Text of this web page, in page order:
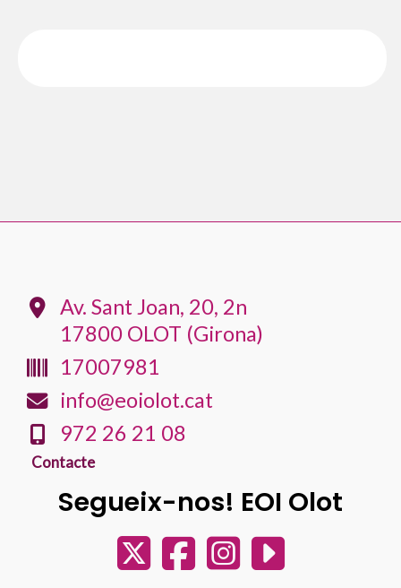
Av. Sant Joan, 20, 2n
17800 OLOT (Girona)
17007981
info@eoiolot.cat
972 26 21 08
Contacte
Segueix-nos! EOI Olot